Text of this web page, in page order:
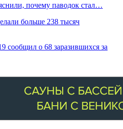
почему паводок стал…
больше 238 тысяч
сообщил о 68 заразившихся за